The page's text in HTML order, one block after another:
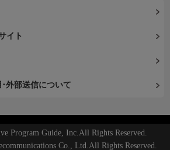
イト
外部送信について
Program Guide, Inc.All Rights Reserved.
Co., Ltd.All Rights Reserved.